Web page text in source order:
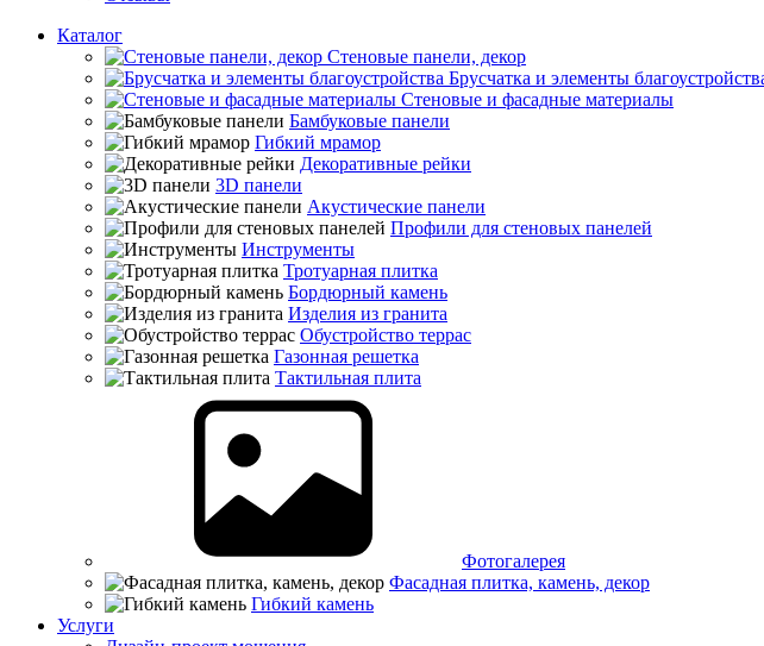
Каталог
Стеновые панели, декор
Брусчатка и элементы
Стеновые и фасадные материалы
Бамбуковые панели
Гибкий мрамор
Декоративные рейки
3D панели
Акустические панели
Профили для стеновых панелей
Инструменты
Тротуарная плитка
Бордюрный камень
Изделия из гранита
Обустройство террас
Газонная решетка
Тактильная плита
Фотогалерея
Фасадная плитка, камень, декор
Гибкий камень
Услуги